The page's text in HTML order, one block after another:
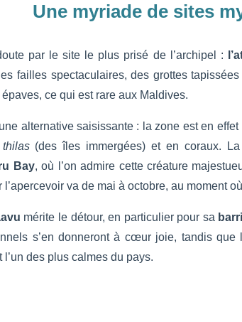
Une myriade de sites
par le site le plus prisé de l’archipel :
failles spectaculaires, des grottes
ce qui est rare aux Maldives.
alternative saisissante : la zone est en
thilas (des îles immergées) et en coraux.
Bay, où l’on admire cette créature
va de mai à octobre, au moment
mérite le détour, en particulier pour sa
s’en donneront à cœur joie, tandis que
l’un des plus calmes du pays.